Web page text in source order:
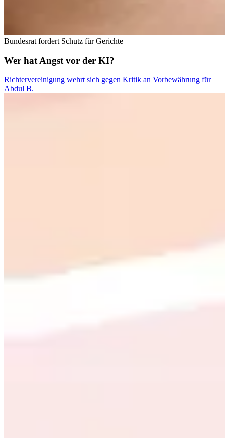
Bundesrat fordert Schutz für Gerichte
Wer hat Angst vor der KI?
Richtervereinigung wehrt sich gegen Kritik an Vorbewährung für
Abdul B.